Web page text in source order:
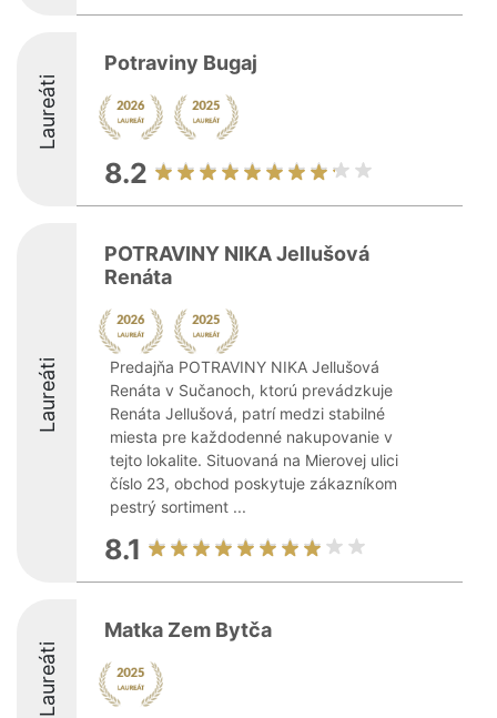
Laureáti
Potraviny Bugaj
8.2
Laureáti
POTRAVINY NIKA Jellušová
Renáta
Predajňa POTRAVINY NIKA Jellušová
Renáta v Sučanoch, ktorú prevádzkuje
Renáta Jellušová, patrí medzi stabilné
miesta pre každodenné nakupovanie v
tejto lokalite. Situovaná na Mierovej ulici
číslo 23, obchod poskytuje zákazníkom
pestrý sortiment ...
8.1
Laureáti
Matka Zem Bytča